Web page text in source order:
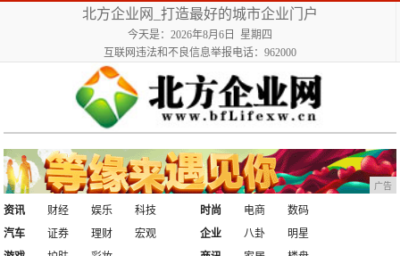
北方企业网_打造最好的城市企业门户
今天是：2026年8月6日 星期四
互联网违法和不良信息举报电话：962000
广告
资讯 财经 娱乐
科技
汽车
证券 理财 宏观
时尚 电商
数码
企业
八卦
明星